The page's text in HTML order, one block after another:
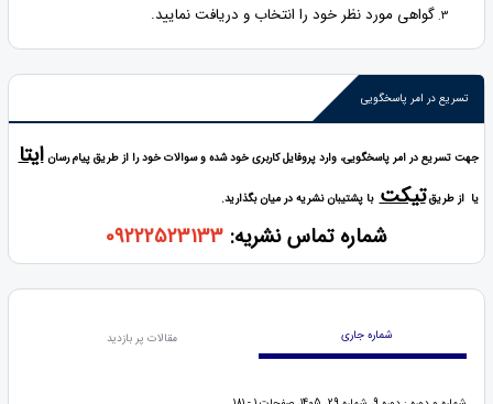
گواهی مورد نظر خود را انتخاب و دریافت نمایید.
تسریع در امر پاسخگویی
جهت تسریع در امر پاسخگویی، وارد پروفایل کاربری خود شده و سوالات خود را از طریق پیام رسانایتا
یا از طریقتیکت با پشتیبان نشریه در میان بگذارید.
شماره تماس نشریه:
شماره جاری مقالات پر بازدید